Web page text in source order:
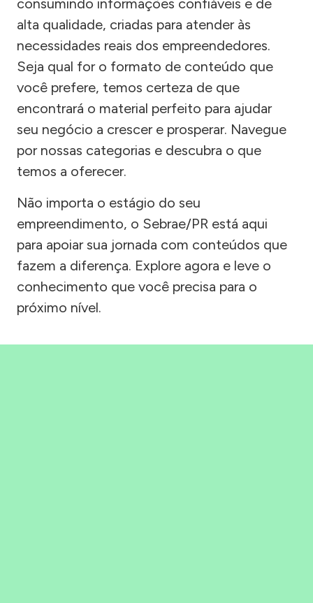
consumindo informações confiáveis e de
alta qualidade, criadas para atender às
necessidades reais dos empreendedores.
Seja qual for o formato de conteúdo que
você prefere, temos certeza de que
encontrará o material perfeito para ajudar
seu negócio a crescer e prosperar. Navegue
por nossas categorias e descubra o que
temos a oferecer.
Não importa o estágio do seu
empreendimento, o Sebrae/PR está aqui
para apoiar sua jornada com conteúdos que
fazem a diferença. Explore agora e leve o
conhecimento que você precisa para o
próximo nível.